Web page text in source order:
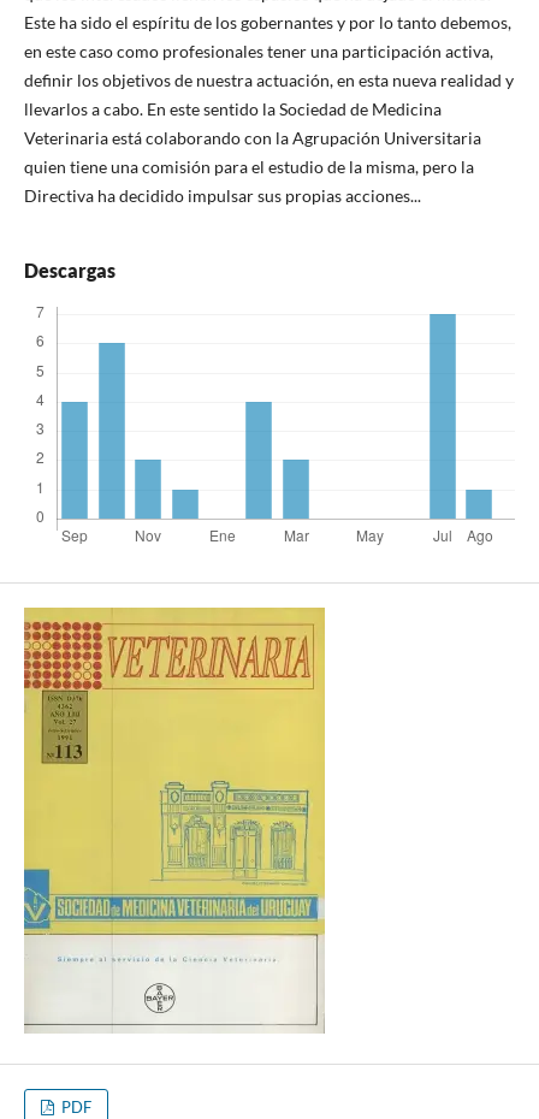
Este ha sido el espíritu de los gobernantes y por lo tanto debemos,
en este caso como profesionales tener una participación activa,
definir los objetivos de nuestra actuación, en esta nueva realidad y
llevarlos a cabo. En este sentido la Sociedad de Medicina
Veterinaria está colaborando con la Agrupación Universitaria
quien tiene una comisión para el estudio de la misma, pero la
Directiva ha decidido impulsar sus propias acciones...
Descargas
PDF